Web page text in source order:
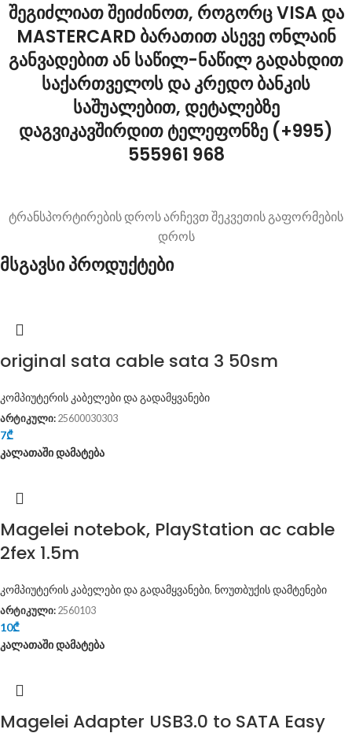
შეგიძლიათ შეიძინოთ, როგორც VISA და
MASTERCARD ბარათით ასევე ონლაინ
განვადებით ან საწილ-ნაწილ გადახდით
საქართველოს და კრედო ბანკის
საშუალებით, დეტალებზე
დაგვიკავშირდით ტელეფონზე (+995)
555961 968
ტრანსპორტირების დროს არჩევთ შეკვეთის გაფორმების
დროს
მსგავსი პროდუქტები
original sata cable sata 3 50sm
კომპიუტერის კაბელები და გადამყვანები
არტიკული: 25600030303
7₾
კალათაში დამატება
Magelei notebok, PlayStation ac cable
2fex 1.5m
კომპიუტერის კაბელები და გადამყვანები, ნოუთბუქის დამტენები
არტიკული: 2560103
10₾
კალათაში დამატება
Magelei Adapter USB3.0 to SATA Easy